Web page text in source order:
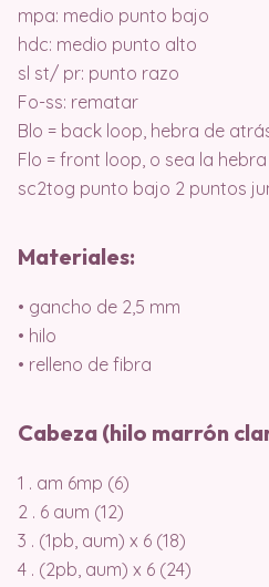
mpa: medio punto bajo
hdc: medio punto alto
sl st/ pr: punto razo
Fo-ss: rematar
Blo = back loop, hebra de
Flo = front loop, o sea la
sc2tog punto bajo 2 puntos
Materiales:
• gancho de 2,5 mm
• hilo
• relleno de fibra
Cabeza (hilo marrón
1 . am 6mp (6)
2 . 6 aum (12)
3 . (1pb, aum) x 6 (18)
4 . (2pb, aum) x 6 (24)